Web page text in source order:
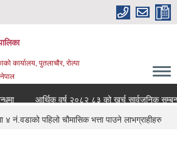
कार्यालय, पुतलाचौर, रोल्पा
आर्थिक वर्ष २०८२ ८३ को खर्च सार्वजनिक सम्बन्धी
पहिलो चौमासिक भत्ता पाउने लाभग्राहीहरु